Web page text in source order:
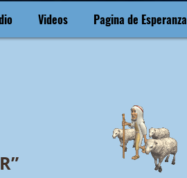
Videos Pagina de Esperanza